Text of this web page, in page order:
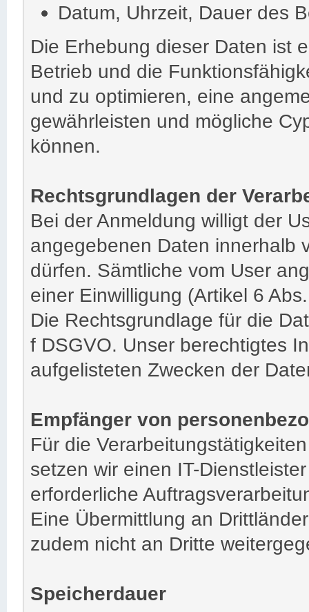
Datum, Uhrzeit, Dauer des
Die Erhebung dieser Daten ist
Betrieb und die
und zu optimieren, eine
gewährleisten und mögliche
können.
Rechtsgrundlagen der
Bei der Anmeldung willigt der
angegebenen Daten innerhalb
dürfen. Sämtliche vom User
einer Einwilligung (Artikel 6
Die Rechtsgrundlage für die
f DSGVO. Unser berechtigtes
aufgelisteten Zwecken der
Empfänger von
Für die
setzen wir einen IT-
erforderliche
Eine Übermittlung an
zudem nicht an Dritte
Speicherdauer